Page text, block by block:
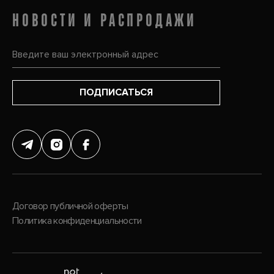
НОВОСТИ И РАСПРОДАЖИ
ПОДПИСАТЬСЯ
Договор публичной оферты
Политика конфиденциальности